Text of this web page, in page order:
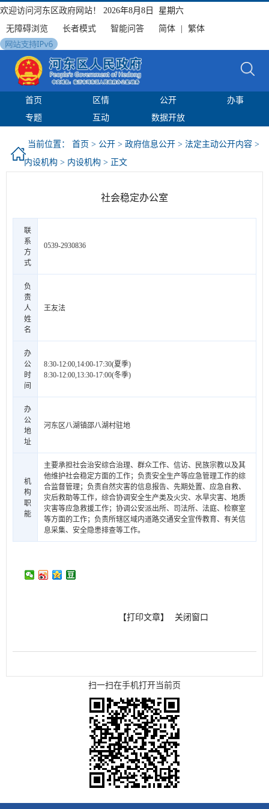
欢迎访问河东区政府网站！
2026年8月8日 星期六
无障碍浏览
长者模式 智能问答 简体 繁体
首页 区情 公开
办事
专题
互动 数据开放
当前位置： 首页 > 公开 > 政府信息公开 > 法定主动公开内容 >
内设机构 > 内设机构 > 正文
社会稳定办公室
联
系
方
式
0539-2930836
负
责
人
姓
名
王友法
办
公
时
间
8:30-12:00,14:00-17:30(夏季)
8:30-12:00,13:30-17:00(冬季)
办
公
地
址
河东区八湖镇邵八湖村驻地
机
构
职
能
主要承担社会治安综合治理、群众工作、信访、民族宗教以及其
他维护社会稳定方面的工作；负责安全生产等应急管理工作的综
合监督管理；负责自然灾害的信息报告、先期处置、应急自救、
灾后救助等工作，综合协调安全生产类及火灾、水旱灾害、地质
灾害等应急救援工作；协调公安派出所、司法所、法庭、检察室
等方面的工作；负责所辖区域内道路交通安全宣传教育、有关信
息采集、安全隐患排查等工作。
【打印文章】 关闭窗口
扫一扫在手机打开当前页